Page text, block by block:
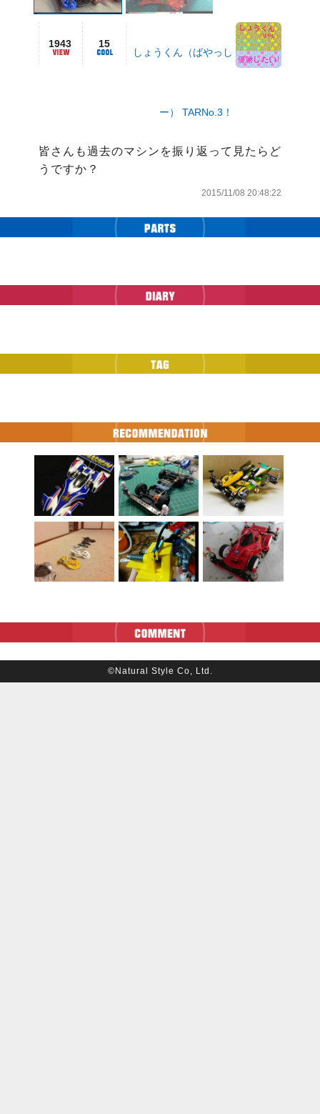
1943 15
しょうくん（ばやっし
ー） TARNo.3！
皆さんも過去のマシンを振り返って見たらど
うですか？
2015/11/08 20:48:22
©Natural Style Co, Ltd.